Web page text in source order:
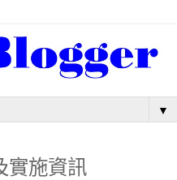
▼
實施資訊